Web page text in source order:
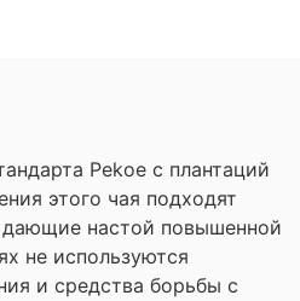
Pekoe с плантаций
этого чая подходят
дающие настой повышенной
не используются
и средства борьбы с